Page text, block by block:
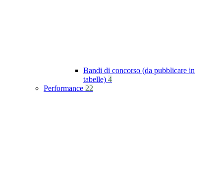
Bandi di concorso (da pubblicare in
tabelle) 4
Performance 22